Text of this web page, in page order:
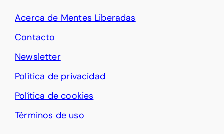
Acerca de Mentes Liberadas
Contacto
Newsletter
Política de privacidad
Política de cookies
Términos de uso